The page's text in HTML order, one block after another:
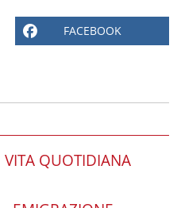
FACEBOOK
VITA QUOTIDIANA